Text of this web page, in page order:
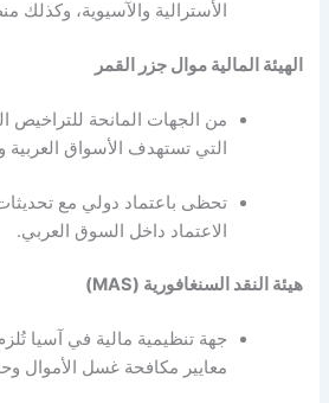
الأسترالية والآسيوية، وكذلك
الهيئة المالية موال جزر القمر
من الجهات المانحة للتراخيص
التي تستهدف الأسواق العربية
تحظى باعتماد دولي مع
الاعتماد داخل السوق العربي.
هيئة النقد السنغافورية (MAS)
جهة تنظيمية مالية في آسيا
معايير مكافحة غسل الأموال